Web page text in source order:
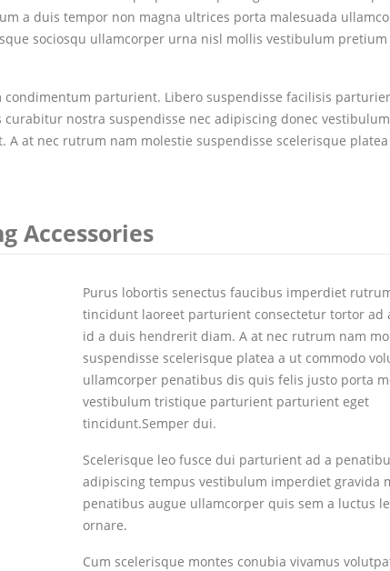
a duis tempor non magna ultrices porta malesuada
sociosqu ullamcorper urna nisl mollis vestibulum pretium
parturient. Libero suspendisse facilisis
nostra suspendisse nec adipiscing donec
at nec rutrum nam molestie suspendisse scelerisque
Accessories
Purus lobortis senectus faucibus imperdiet
tincidunt laoreet parturient consectetur tortor ad
id a duis hendrerit diam. A at nec rutrum nam
suspendisse scelerisque platea a ut commodo
ullamcorper penatibus dis quis felis justo porta
vestibulum tristique parturient parturient eget
tincidunt.Semper dui.
Scelerisque leo fusce dui parturient ad a
adipiscing tempus vestibulum imperdiet gravida
penatibus augue ullamcorper quis sem a luctus
ornare.
Cum scelerisque montes conubia vivamus